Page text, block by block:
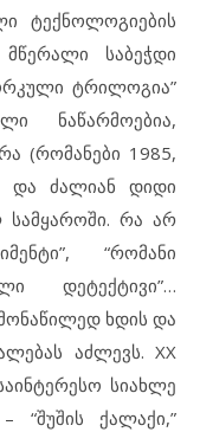
ტექნოლოგიების
საბეჭდი
ტრილოგია”
ნაწარმოებია,
(რომანები 1985,
და ძალიან დიდი
სამყაროში. რა არ
“რომანი
დეტექტივი”…
ხდის და
აძლევს. XX
სიახლე
ქალაქი,”